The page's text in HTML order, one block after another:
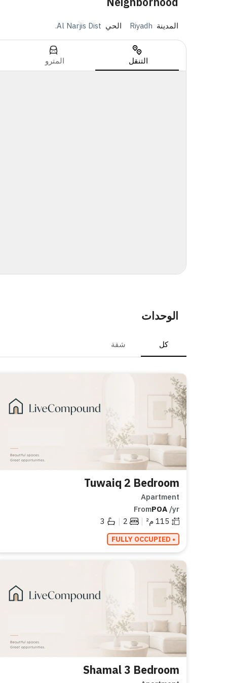
المدينة Riyadh الحي Al Narjis Dist.
التنقل المترو
الوحدات
كل شقة
Tuwaiq 2 Bedroom
Apartment
FromPOA /yr
115 م² |
2
|
3
• FULLY OCCUPIED
Shamal 3 Bedroom